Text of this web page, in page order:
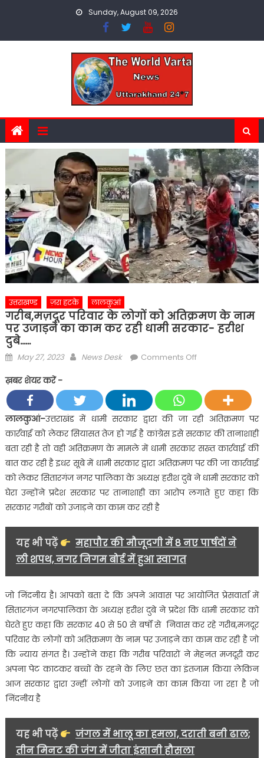
Sunday, August 09, 2026
उत्तराखण्ड ज़रा हटके लालकुआं
गरीब,मज़दूर परिवार के लोगों को अतिक्रमण के नाम
पर उजाड़ने का काम कर रही धामी सरकार- हरीश
दुबे……
Posted
May 27, 2023 Author
News Desk Comments Offon
के
लोगों
को
अतिक्रमण
के
नाम
पर
उजाड़ने
रही
दुबे……
ख़बर शेयर करें -
लालकुआं–उत्तराखंड में धामी सरकार द्वारा की जा रही अतिक्रमण पर
कार्रवाई को लेकर सियासत तेज हो गई है कांग्रेस इसे सरकार की तानाशाही
बता रही है तो वही अतिक्रमण के मामले में धामी सरकार सख्त कार्रवाई की
बात कर रही है इधर सूबे में धामी सरकार द्वारा अतिक्रमण पर की जा कार्रवाई
को लेकर सितारगंज नगर पालिका के अध्यक्ष हरीश दुबे ने धामी सरकार को
घेरा उन्होंने प्रदेश सरकार पर तानाशाही का आरोप लगाते हुए कहा कि
सरकार गरीबों को उजाड़ने का काम कर रही है
यह भी पढ़ें
महापौर की मौजूदगी में 8 नए पार्षदों ने
ली शपथ, नगर निगम बोर्ड में हुआ स्वागत
जो निंदनीय है। आपको बता दे कि अपने आवास पर आयोजित प्रेसवार्ता में
सितारगंज नगरपालिका के अध्यक्ष हरीश दुबे ने प्रदेश कि धामी सरकार को
घेरते हुए कहा कि सरकार 40 से 50 से बर्षो से निवास कर रहे गरीब,मजदूर
परिवार के लोगों को अतिक्रमण के नाम पर उजाड़ने का काम कर रही है जो
कि न्याय संगत है। उन्होंने कहा कि गरीब परिवारों ने मेहनत मजदूरी कर
अपना पेट काटकर बच्चों के रहने के लिए छत का इंतजाम किया लेकिन
आज सरकार द्वारा उन्हीं लोगों को उजाड़ने का काम किया जा रहा है जो
निंदनीय है
यह भी पढ़ें
जंगल में भालू का हमला, दराती बनी ढाल;
तीन मिनट की जंग में जीता इंसानी हौसला